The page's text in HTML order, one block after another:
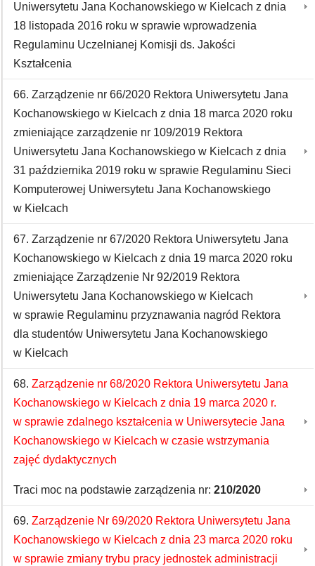
Uniwersytetu Jana Kochanowskiego w Kielcach z dnia
18 listopada 2016 roku w sprawie wprowadzenia
Regulaminu Uczelnianej Komisji ds. Jakości
Kształcenia
66. Zarządzenie nr 66/2020 Rektora Uniwersytetu Jana
Kochanowskiego w Kielcach z dnia 18 marca 2020 roku
zmieniające zarządzenie nr 109/2019 Rektora
Uniwersytetu Jana Kochanowskiego w Kielcach z dnia
31 października 2019 roku w sprawie Regulaminu Sieci
Komputerowej Uniwersytetu Jana Kochanowskiego
w Kielcach
67. Zarządzenie nr 67/2020 Rektora Uniwersytetu Jana
Kochanowskiego w Kielcach z dnia 19 marca 2020 roku
zmieniające Zarządzenie Nr 92/2019 Rektora
Uniwersytetu Jana Kochanowskiego w Kielcach
w sprawie Regulaminu przyznawania nagród Rektora
dla studentów Uniwersytetu Jana Kochanowskiego
w Kielcach
68. Zarządzenie nr 68/2020 Rektora Uniwersytetu Jana
Kochanowskiego w Kielcach z dnia 19 marca 2020 r.
w sprawie zdalnego kształcenia w Uniwersytecie Jana
Kochanowskiego w Kielcach w czasie wstrzymania
zajęć dydaktycznych
Traci moc na podstawie zarządzenia nr: 210/2020
69. Zarządzenie Nr 69/2020 Rektora Uniwersytetu Jana
Kochanowskiego w Kielcach z dnia 23 marca 2020 roku
w sprawie zmiany trybu pracy jednostek administracji